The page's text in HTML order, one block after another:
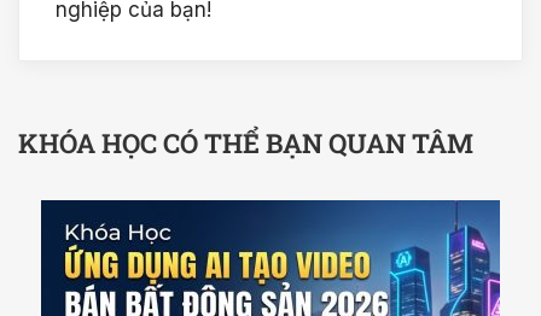
nghiệp của bạn!
KHÓA HỌC CÓ THỂ BẠN QUAN TÂM